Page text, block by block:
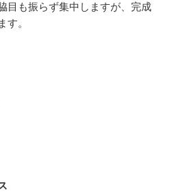
目も振らず集中しますが、完成
す。